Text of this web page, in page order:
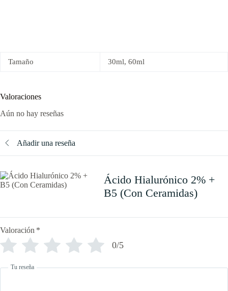
Tamaño 30ml, 60ml
Valoraciones
Aún no hay reseñas
Añadir una reseña
Ácido Hialurónico 2% +
B5 (Con Ceramidas)
Valoración *
0/5
Tu reseña